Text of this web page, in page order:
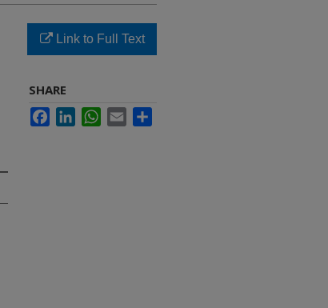
Link to Full Text
SHARE
FacebookLinkedInWhatsApp
Email